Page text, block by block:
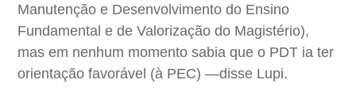
Manutenção e Desenvolvimento do Ensino
Fundamental e de Valorização do Magistério),
mas em nenhum momento sabia que o PDT ia ter
orientação favorável (à PEC) —disse Lupi.